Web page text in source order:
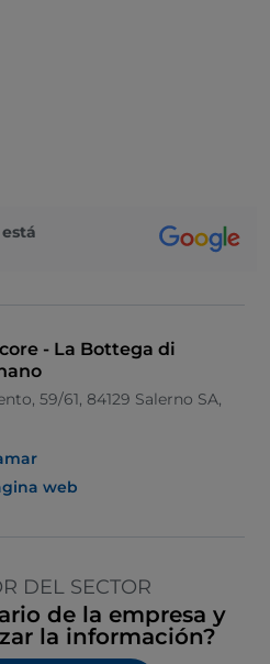
- La Bottega di
59/61, 84129 Salerno SA,
web
DEL SECTOR
de la empresa y
la información?